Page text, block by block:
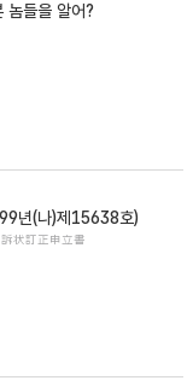
놈들을 알어?
년(나)제15638호)
状訂正申立書